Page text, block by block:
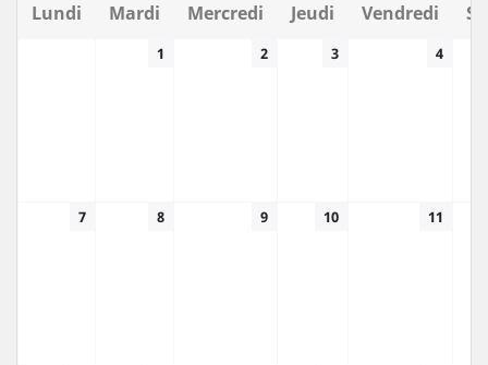
Lundi Mardi Mercredi Jeudi Vendredi
1 2 3 4
7 8 9 10 11